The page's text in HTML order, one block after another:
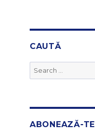
CAUTĂ
Search
for:
ABONEAZĂ-TE